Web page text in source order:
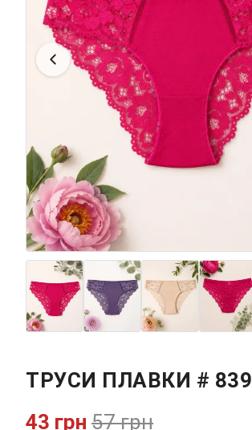
ТРУСИ ПЛАВКИ # 839
43 грн 57 грн